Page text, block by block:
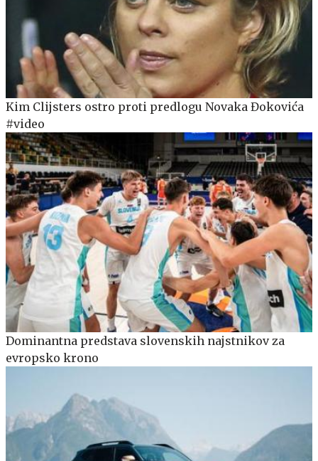
Kim Clijsters ostro proti predlogu Novaka Đokovića
#video
Dominantna predstava slovenskih najstnikov za
evropsko krono